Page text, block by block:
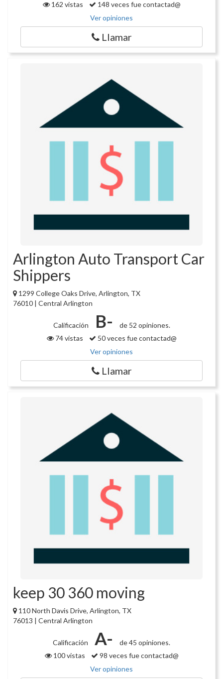
162 vistas
148 veces fue contactad@
Ver opiniones
Llamar
Arlington Auto Transport Car
Shippers
1299 College Oaks Drive, Arlington, TX
76010 | Central Arlington
Calificación B-
de 52 opiniones.
74 vistas
50 veces fue contactad@
Ver opiniones
Llamar
keep 30 360 moving
110 North Davis Drive, Arlington, TX
76013 | Central Arlington
Calificación A-
de 45 opiniones.
100 vistas
98 veces fue contactad@
Ver opiniones